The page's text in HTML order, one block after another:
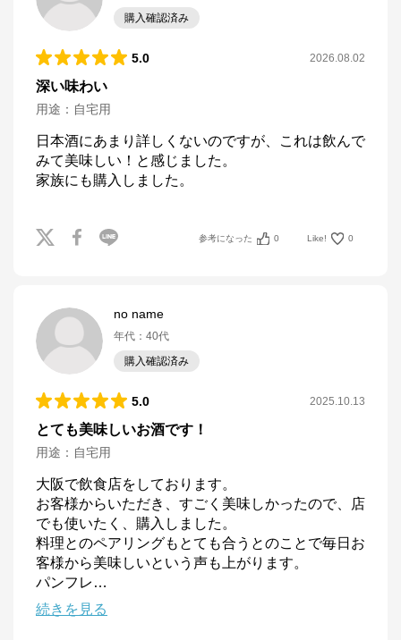
購入確認済み
5.0 2026.08.02
深い味わい
用途 ： 自宅用
日本酒にあまり詳しくないのですが、これは飲んで
みて美味しい！と感じました。
参考になった 0 Like! 0
no name
年代 ： 40代
購入確認済み
5.0 2025.10.13
とても美味しいお酒です！
用途 ： 自宅用
大阪で飲食店をしております。
お客様からいただき、すごく美味しかったので、店
でも使いたく、購入しました。
料理とのペアリングもとても合うとのことで毎日お
客様から美味しいという声も上がります。
パンフレ …
続きを見る